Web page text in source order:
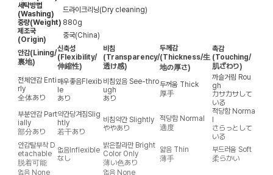
세탁방법
(Washing)
드라이크리닝(Dry cleaning)
중량(Weight) 880g
제조국
(Origin)
중국(China)
안감(Lining/
裏地)
신축성
(Flexibility/
伸縮性)
비침
(Transparency/
透け感)
두께감
(Thickness/生
地の厚さ)
촉감
(Touching/
肌ざわり)
전체안감 Enti
rly
全体あり
매우좋음Flexib
le
あり
비침있음 See-thro
ugh
あり
두꺼움 Thick
厚手
까슬거림 Rou
gh
カサカサして
いる
부분안감 Part
ially
部分あり
약간당겨짐Slig
htly
若干あり
비침약간 Slightly
ややあり
적당함 Normal
適度
적당함 Norma
l
さらっとして
いる
안감탈부착 D
etachable
脱着可能
없음Inflexible
なし
밝은칼라만 Bright
Color Only
薄い色あり
얇음 Thin
薄手
부드러움 Soft
柔らかい
없음 None 없음 None